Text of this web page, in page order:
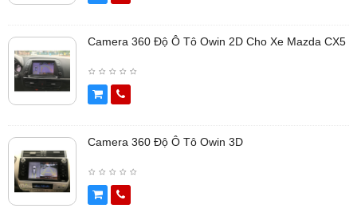
Camera 360 Độ Ô Tô Owin 2D Cho Xe Mazda CX5
Camera 360 Độ Ô Tô Owin 3D